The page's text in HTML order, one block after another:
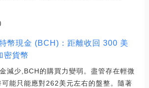
幣現金 (BCH)：距離收回 300 美
密貨幣
減少,BCH的購買力變弱。盡管存在輕微
能只能應對262美元左右的盤整。隨著